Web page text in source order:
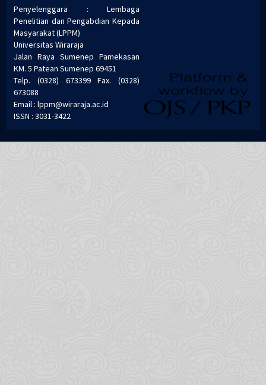
Penyelenggara : Lembaga
Penelitian dan Pengabdian Kepada
Masyarakat (LPPM)
Universitas Wiraraja
Jalan Raya Sumenep Pamekasan
KM. 5 Patean Sumenep 69451
Telp. (0328) 673399 Fax. (0328)
673088
Email : lppm@wiraraja.ac.id
ISSN : 3031-3422